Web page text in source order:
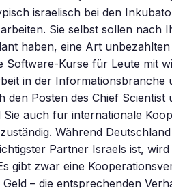
israelisch bei den
Sie selbst sollen nach
haben, eine Art
Software-Kurse für Leute mit
in der Informationsbranche
den Posten des Chief Scientist
Sie auch für internationale
Während
Partner Israels ist,
gibt zwar eine
– die entsprechenden